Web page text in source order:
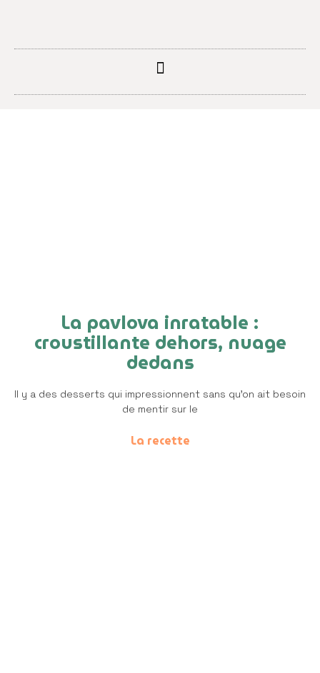
La pavlova inratable :
croustillante dehors, nuage
dedans
Il y a des desserts qui impressionnent sans qu’on ait besoin
de mentir sur le
La recette